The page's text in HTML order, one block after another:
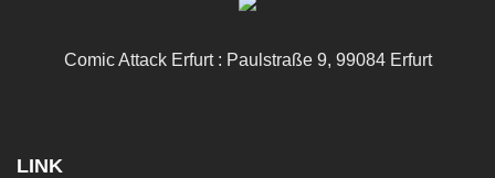
Comic Attack Erfurt : Paulstraße 9, 99084 Erfurt
LINK